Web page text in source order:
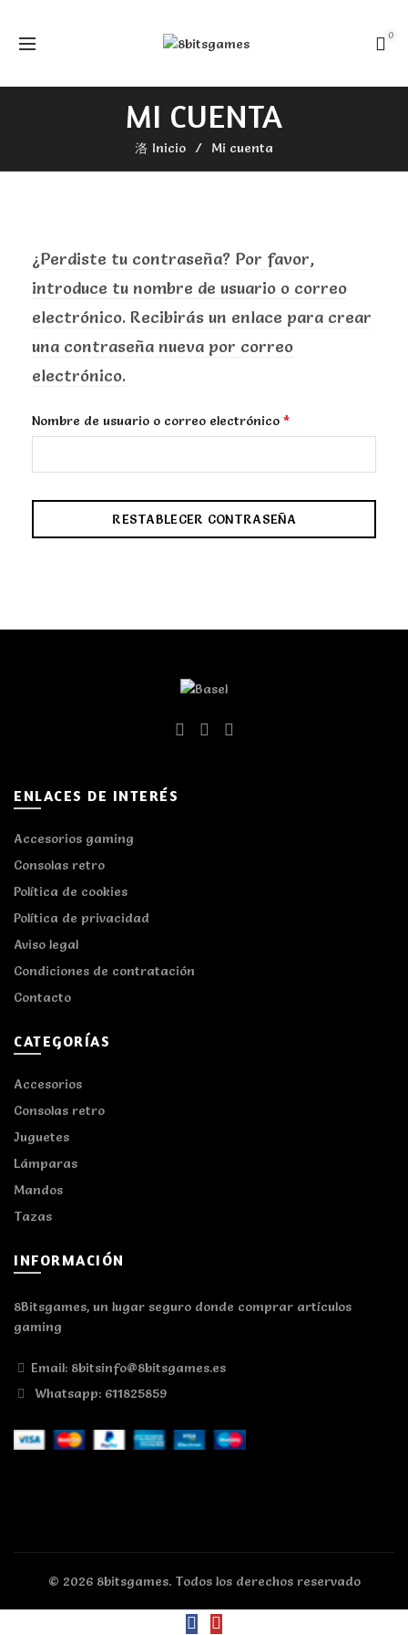
0
MI CUENTA
Inicio Mi cuenta
¿Perdiste tu contraseña? Por favor,
introduce tu nombre de usuario o correo
electrónico. Recibirás un enlace para crear
una contraseña nueva por correo
electrónico.
Nombre de usuario o correo electrónico *Obligatorio
RESTABLECER CONTRASEÑA
ENLACES DE INTERÉS
Accesorios gaming
Consolas retro
Política de cookies
Política de privacidad
Aviso legal
Condiciones de contratación
Contacto
CATEGORÍAS
Accesorios
Consolas retro
Juguetes
Lámparas
Mandos
Tazas
INFORMACIÓN
8Bitsgames, un lugar seguro donde comprar artículos
gaming
Email: 8bitsinfo@8bitsgames.es
Whatsapp: 611825859
© 2026 8bitsgames. Todos los derechos reservado